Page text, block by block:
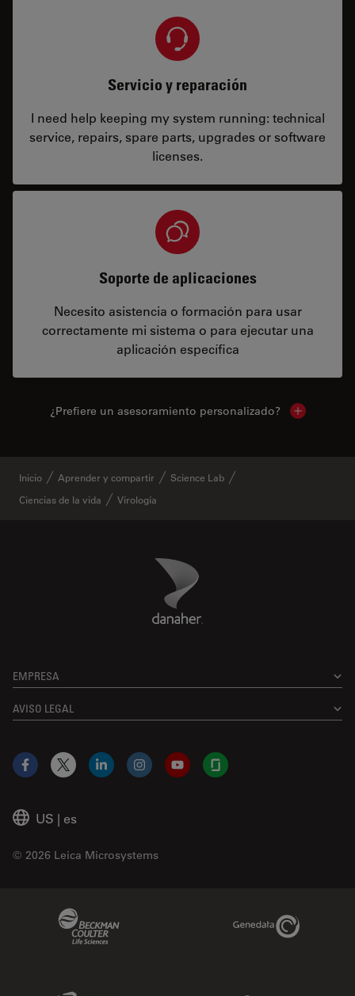
Servicio y reparación
I need help keeping my system running: technical
service, repairs, spare parts, upgrades or software
licenses.
Soporte de aplicaciones
Necesito asistencia o formación para usar
correctamente mi sistema o para ejecutar una
aplicación específica
¿Prefiere un asesoramiento personalizado? Show local
Inicio Aprender y compartir
Science Lab
Ciencias de la vida
Virología
Danaher Logo
EMPRESA
AVISO LEGAL
US | es
© 2026 Leica Microsystems
Facebook
X LinkedInInstagramYouTubeGlassdoor
Genedata Link